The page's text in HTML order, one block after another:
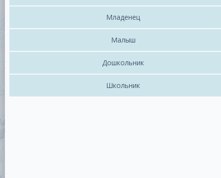
Младенец
Малыш
Дошкольник
Школьник